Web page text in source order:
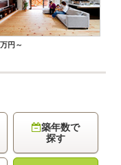
円～
築年数で
探す